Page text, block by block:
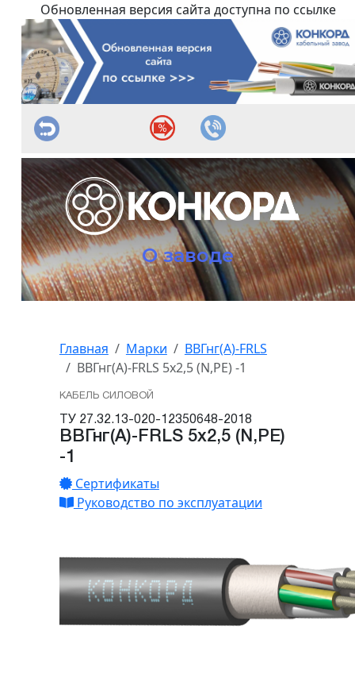
Обновленная версия сайта доступна по ссылке
О заводе
Главная Марки
ВВГнг(А)-FRLS
ВВГнг(А)-FRLS 5х2,5 (N,PE) -1
КАБЕЛЬ СИЛОВОЙ
ТУ 27.32.13-020-12350648-2018
ВВГнг(А)-FRLS 5х2,5 (N,PE)
-1
Сертификаты
Руководство по эксплуатации